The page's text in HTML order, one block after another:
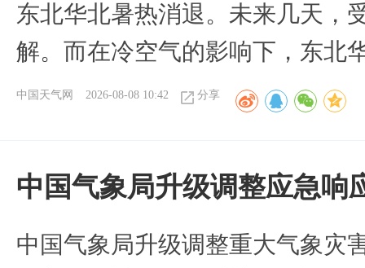
东北华北暑热消退。未来几天，
解。而在冷空气的影响下，东北
中国天气网 2026-08-08 10:42 分享
中国气象局升级调整应急响
中国气象局升级调整重大气象灾